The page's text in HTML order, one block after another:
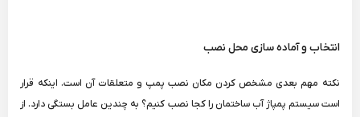
انتخاب و آماده سازی محل نصب
نکته مهم بعدی مشخص کردن مکان نصب پمپ و متعلقات آن است. اینکه قرار
است سیستم پمپاژ آب ساختمان را کجا نصب کنیم؟ به چندین عامل بستگی دارد. از